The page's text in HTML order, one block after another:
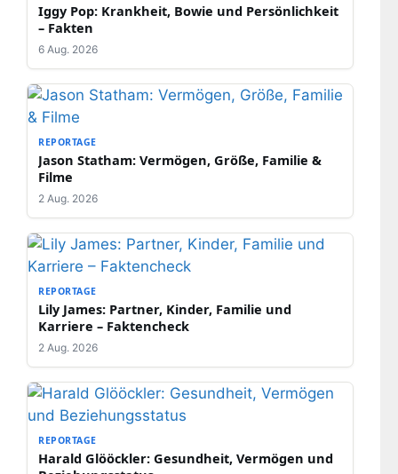
Iggy Pop: Krankheit, Bowie und Persönlichkeit
– Fakten
6 Aug. 2026
REPORTAGE
Jason Statham: Vermögen, Größe, Familie &
Filme
2 Aug. 2026
REPORTAGE
Lily James: Partner, Kinder, Familie und
Karriere – Faktencheck
2 Aug. 2026
REPORTAGE
Harald Glööckler: Gesundheit, Vermögen und